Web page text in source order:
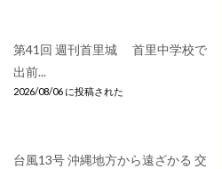
第41回 週刊首里城 首里中学校で
出前...
2026/08/06 に投稿された
台風13号 沖縄地方から遠ざかる 交